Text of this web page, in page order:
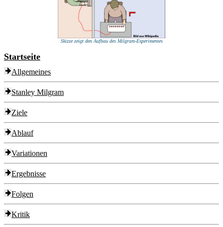
Skizze zeigt den Aufbau des Milgram-Experimentes
Startseite
Allgemeines
Stanley Milgram
Ziele
Ablauf
Variationen
Ergebnisse
Folgen
Kritik